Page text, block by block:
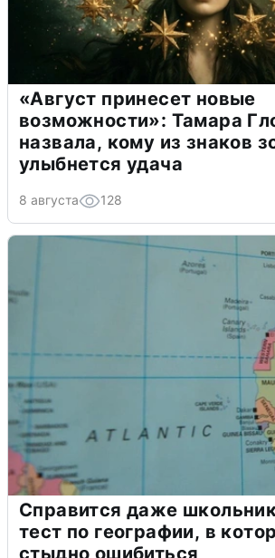
«Август принесет новые
возможности»: Тамара
назвала, кому из знаков
улыбнется удача
8 августа 128
Справится даже
тест по географии, в